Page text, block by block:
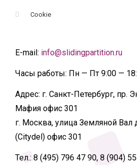
Cookie
E-mail: info@slidingpartition.ru
Часы работы: Пн — Пт 9:00 —
Адрес: г. Санкт-Петербург, пр.
Мафия офис 301
г. Москва, улица Земляной Вал
(Citydel) офис 301
Тел.: 8 (495) 796 47 90, 8 (904)